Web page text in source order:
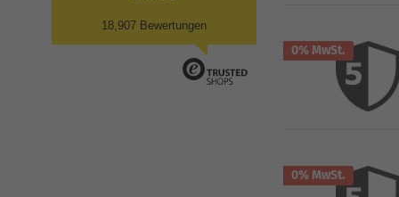
18,907 Bewertungen
0% MwSt.
0% MwSt.